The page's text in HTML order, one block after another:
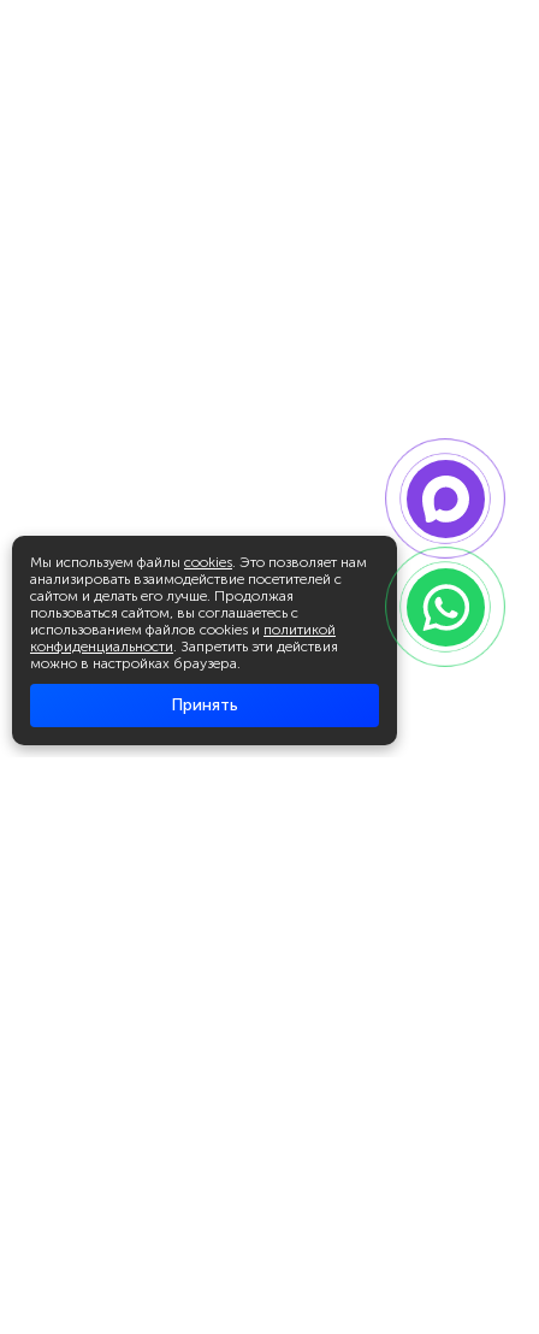
Мы используем файлы cookies. Это позволяет нам
анализировать взаимодействие посетителей с
сайтом и делать его лучше. Продолжая
пользоваться сайтом, вы соглашаетесь с
использованием файлов cookies и политикой
конфиденциальности. Запретить эти действия
можно в настройках браузера.
Принять